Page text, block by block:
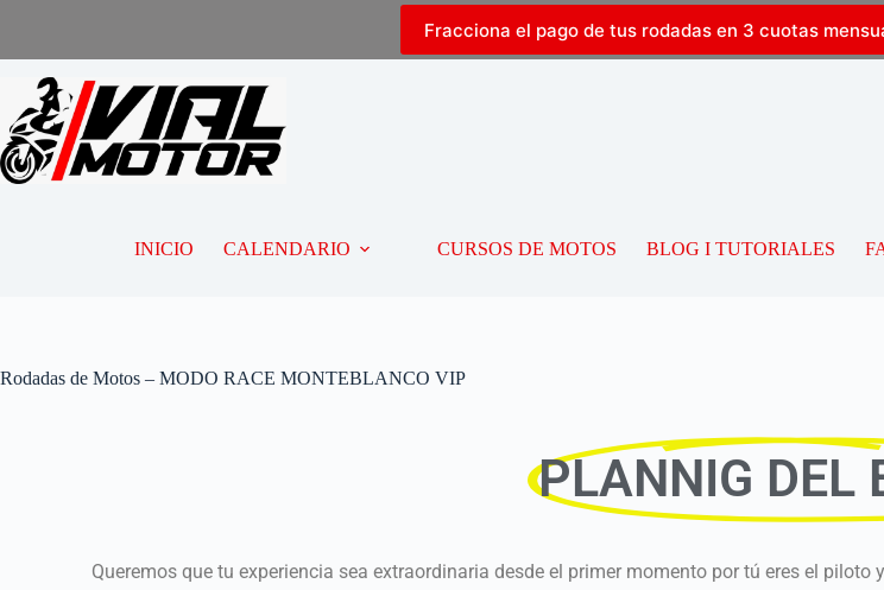
Fracciona el pago de tus rodadas en 3 cuotas
INICIO CALENDARIO CURSOS DE MOTOS BLOG I TUTORIALES
Rodadas de Motos – MODO RACE MONTEBLANCO VIP
PLANNIG DEL
Queremos que tu experiencia sea extraordinaria desde el primer momento por tú eres el piloto